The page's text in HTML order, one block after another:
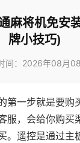
麻将机免安
牌小技巧)
间：2026年08月
第一步就是要购
服，会给你购买
。遥控是通过主